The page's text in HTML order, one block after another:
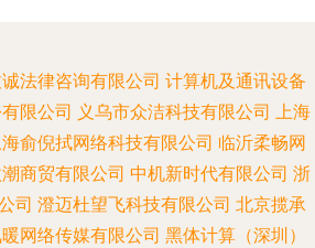
法律咨询有限公司 计算机及通讯设备
限公司 义乌市众洁科技有限公司 上海
俞倪拭网络科技有限公司 临沂柔畅网
商贸有限公司 中机新时代有限公司 浙
司 澄迈杜望飞科技有限公司 北京揽承
网络传媒有限公司 黑体计算（深圳）